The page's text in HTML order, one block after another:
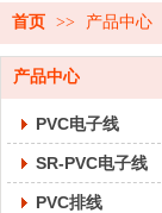
首页 >> 产品中心
产品中心
PVC电子线
SR-PVC电子线
PVC排线